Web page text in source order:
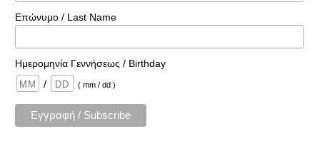
Επώνυμο / Last Name
Ημερομηνία Γεννήσεως / Birthday
/
( mm / dd )